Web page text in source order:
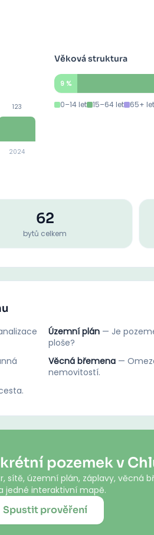
123
2024
Věková struktura
9 %
0–14 let 15–64 let 65+ let
62
bytů celkem
Územní plán — Je
ploše?
Věcná břemena —
nemovitostí.
pozemek v
sítě, územní plán, záplavy, věcná
jedné interaktivní mapě.
Spustit prověření